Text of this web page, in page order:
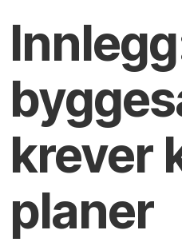
krever
planer